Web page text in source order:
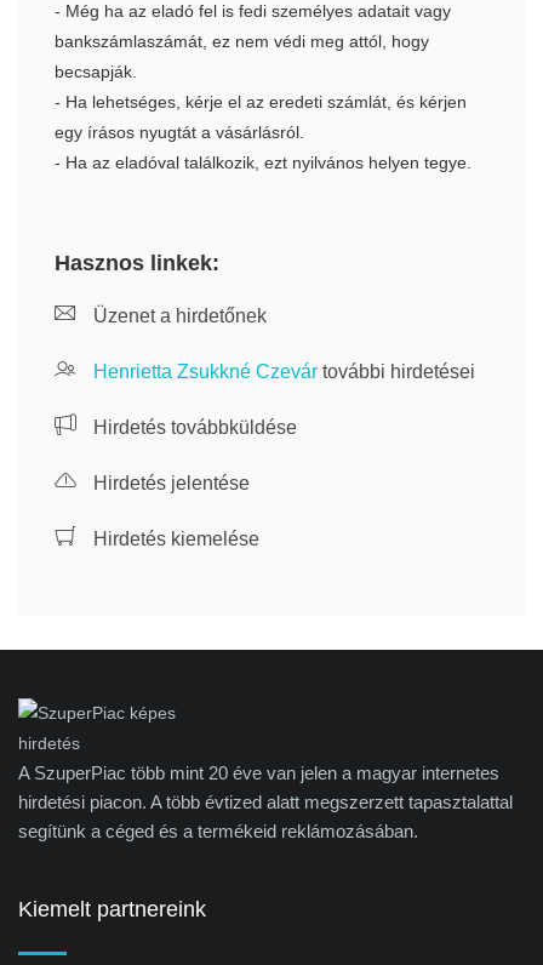
- Még ha az eladó fel is fedi személyes adatait vagy
bankszámlaszámát, ez nem védi meg attól, hogy
becsapják.
- Ha lehetséges, kérje el az eredeti számlát, és kérjen
egy írásos nyugtát a vásárlásról.
- Ha az eladóval találkozik, ezt nyilvános helyen tegye.
Hasznos linkek:
Üzenet a hirdetőnek
Henrietta Zsukkné Czevár további hirdetései
Hirdetés továbbküldése
Hirdetés jelentése
Hirdetés kiemelése
A SzuperPiac több mint 20 éve van jelen a magyar internetes
hirdetési piacon. A több évtized alatt megszerzett tapasztalattal
segítünk a céged és a termékeid reklámozásában.
Kiemelt partnereink